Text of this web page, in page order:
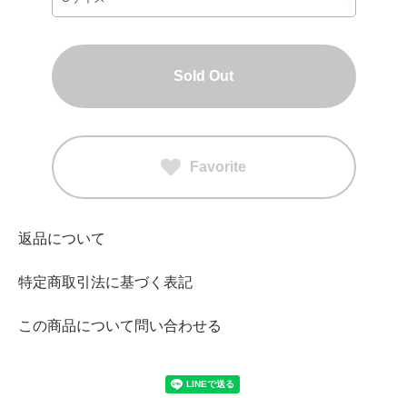
Sold Out
Favorite
返品について
特定商取引法に基づく表記
この商品について問い合わせる